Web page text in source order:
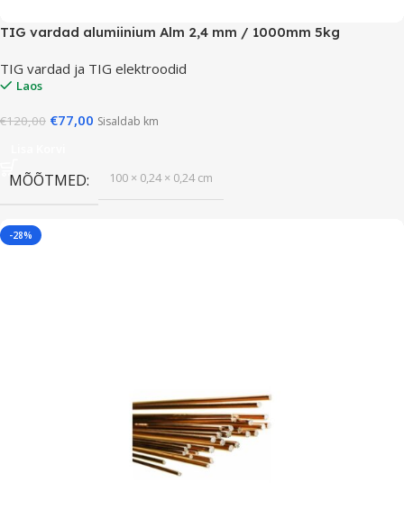
TIG vardad alumiinium Alm 2,4 mm / 1000mm 5kg
TIG vardad ja TIG elektroodid
Laos
€120,00 €77,00 Sisaldab km
MÕÕTMED 100 × 0,24 × 0,24 cm
-28%